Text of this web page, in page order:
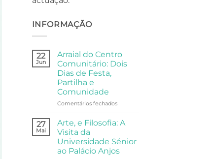
INFORMAÇÃO
22
Jun
Arraial do Centro
Comunitário: Dois
Dias de Festa,
Partilha e
Comunidade
Comentários fechadosem
do
Dois
Dias
27
Mai
Arte, e Filosofia: A
Visita da
Universidade Sénior
ao Palácio Anjos